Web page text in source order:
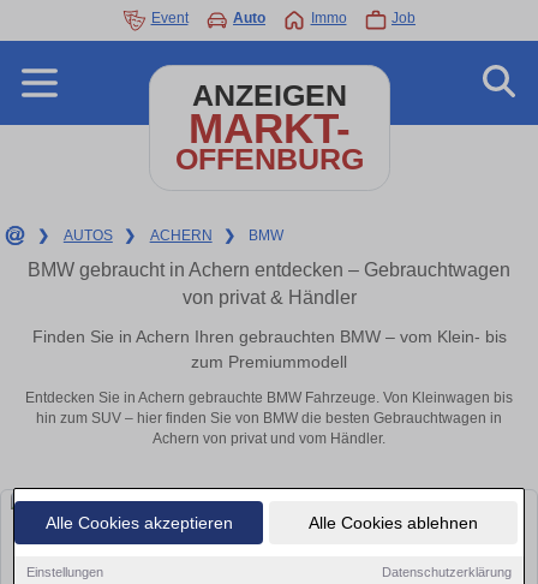
Alle Cookies akzeptieren Alle Cookies ablehnen
Einstellungen Datenschutzerklärung
Event Auto Immo Job
ANZEIGEN
MARKT-
OFFENBURG
❯ AUTOS ❯ ACHERN ❯ BMW
BMW gebraucht in Achern entdecken – Gebrauchtwagen
von privat & Händler
Finden Sie in Achern Ihren gebrauchten BMW – vom Klein- bis
zum Premiummodell
Entdecken Sie in Achern gebrauchte BMW Fahrzeuge. Von Kleinwagen bis
hin zum SUV – hier finden Sie von BMW die besten Gebrauchtwagen in
Achern von privat und vom Händler.